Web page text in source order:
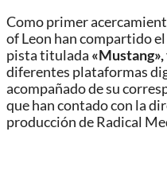
Como primer
of Leon han compartido el
pista titulada «Mustang»,
diferentes plataformas
acompañado de su
que han contado con la
producción de Radical